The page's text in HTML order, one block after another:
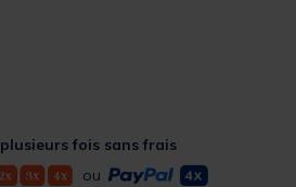
plusieurs fois sans frais
ou